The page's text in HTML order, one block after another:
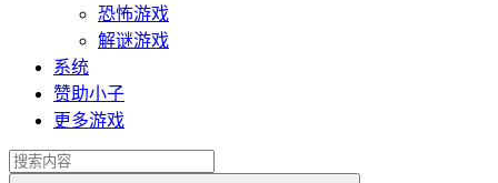
恐怖游戏
解谜游戏
系统
赞助小子
更多游戏